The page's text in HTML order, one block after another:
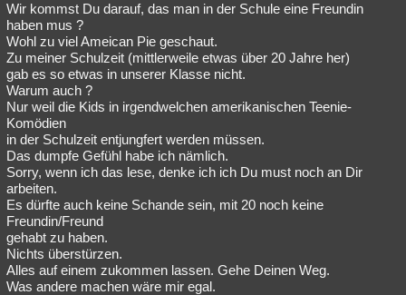
Wir kommst Du darauf, das man in der Schule eine Freundin
haben mus ?
Wohl zu viel Ameican Pie geschaut.
Zu meiner Schulzeit (mittlerweile etwas über 20 Jahre her)
gab es so etwas in unserer Klasse nicht.
Warum auch ?
Nur weil die Kids in irgendwelchen amerikanischen Teenie-
Komödien
in der Schulzeit entjungfert werden müssen.
Das dumpfe Gefühl habe ich nämlich.
Sorry, wenn ich das lese, denke ich ich Du must noch an Dir
arbeiten.
Es dürfte auch keine Schande sein, mit 20 noch keine
Freundin/Freund
gehabt zu haben.
Nichts überstürzen.
Alles auf einem zukommen lassen. Gehe Deinen Weg.
Was andere machen wäre mir egal.